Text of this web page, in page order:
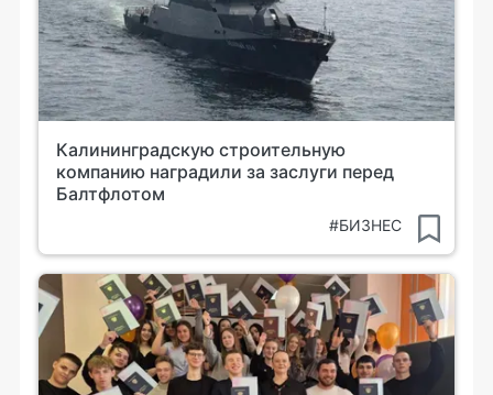
Калининградскую строительную
компанию наградили за заслуги перед
Балтфлотом
#БИЗНЕС